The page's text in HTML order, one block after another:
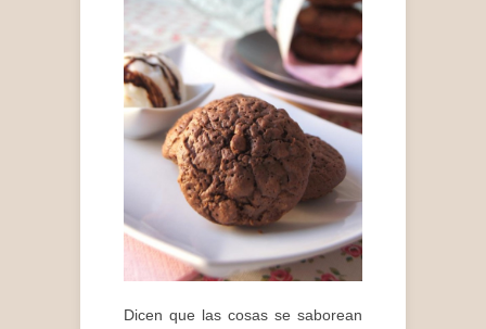
Dicen que las cosas se saborean